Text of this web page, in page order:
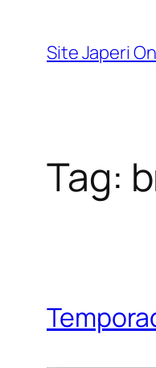
Site Japeri
Tag: